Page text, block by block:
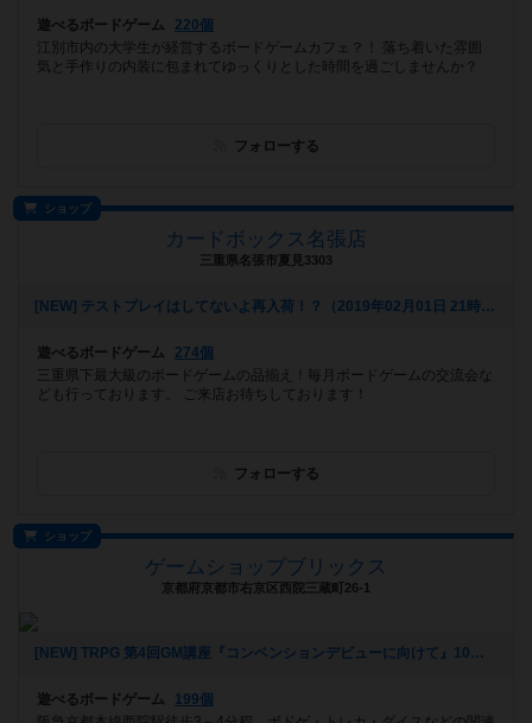
遊べるボードゲーム
220個
江別市内の大学生が経営するボードゲームカフェ？！ 落ち着いた雰囲
気と手作りの内装に包まれてゆっくりとした時間を過ごしませんか？
フォローする
ショップ
カードボックス名張店
三重県名張市夏見3303
遊べるボードゲーム 274個
三重県下最大級のボードゲームの品揃え！毎月ボードゲームの交流会な
ゲームショップブリックス
遊べるボードゲーム 199個